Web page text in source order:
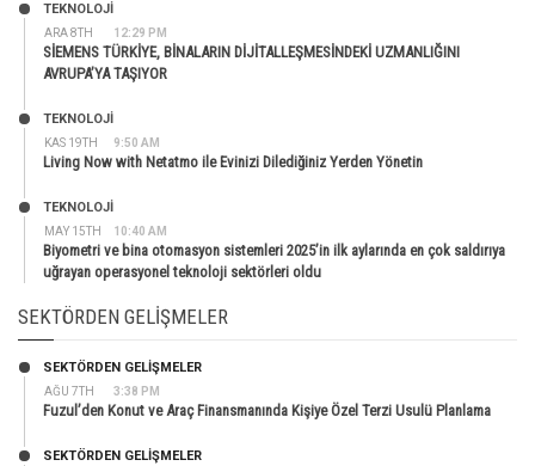
ARA 8TH 12:29 PM
TEKNOLOJİ
SİEMENS TÜRKİYE, BİNALARIN DİJİTALLEŞMESİNDEKİ UZMANLIĞINI
AVRUPA’YA TAŞIYOR
KAS 19TH 9:50 AM
TEKNOLOJİ
Living Now with Netatmo ile Evinizi Dilediğiniz Yerden Yönetin
MAY 15TH 10:40 AM
TEKNOLOJİ
Biyometri ve bina otomasyon sistemleri 2025’in ilk aylarında en çok saldırıya
uğrayan operasyonel teknoloji sektörleri oldu
SEKTÖRDEN GELIŞMELER
AĞU 7TH 3:38 PM
SEKTÖRDEN GELIŞMELER
Fuzul’den Konut ve Araç Finansmanında Kişiye Özel Terzi Usulü Planlama
SEKTÖRDEN GELIŞMELER